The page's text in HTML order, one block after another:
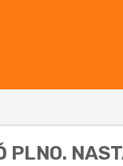
PLNO.